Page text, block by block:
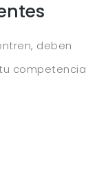
deben
competencia